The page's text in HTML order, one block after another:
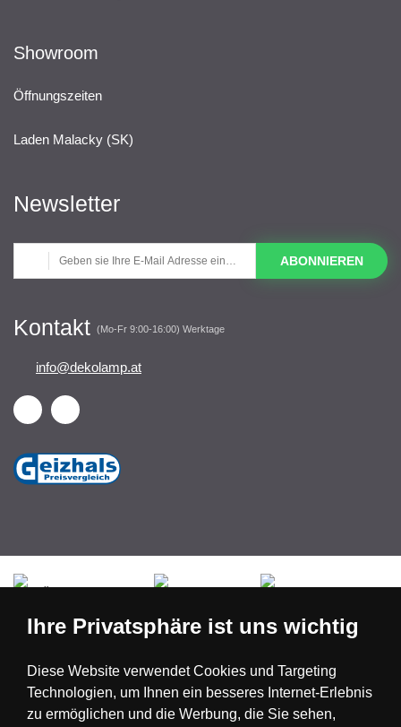
Showroom
Öffnungszeiten
Laden Malacky (SK)
Newsletter
ABONNIEREN
Kontakt (Mo-Fr 9:00-16:00) Werktage
info@dekolamp.at
Nederland
Ihre Privatsphäre ist uns wichtig
Diese Website verwendet Cookies und Targeting
Technologien, um Ihnen ein besseres Internet-Erlebnis
zu ermöglichen und die Werbung, die Sie sehen,